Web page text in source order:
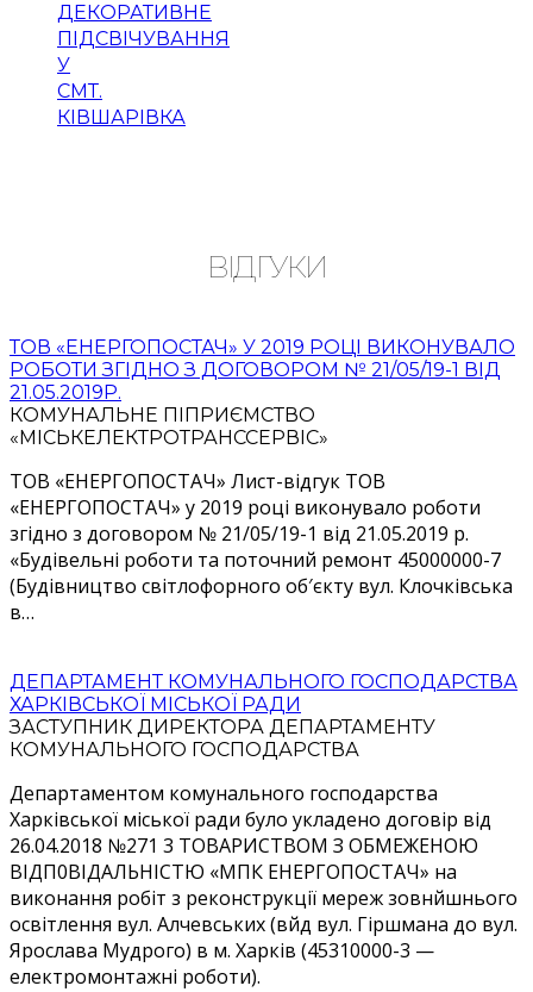
ДЕКОРАТИВНЕ
ПІДСВІЧУВАННЯ
У
СМТ.
КІВШАРІВКА
ВІДГУКИ
ТОВ «ЕНЕРГОПОСТАЧ» У 2019 РОЦІ ВИКОНУВАЛО
РОБОТИ ЗГІДНО З ДОГОВОРОМ № 21/05/19-1 ВІД
21.05.2019Р.
КОМУНАЛЬНЕ ПІПРИЄМСТВО
«МІСЬКЕЛЕКТРОТРАНССЕРВІС»
ТОВ «ЕНЕРГОПОСТАЧ» Лист-відгук ТОВ
«ЕНЕРГОПОСТАЧ» у 2019 році виконувало роботи
згідно з договором № 21/05/19-1 від 21.05.2019 р.
«Будівельні роботи та поточний ремонт 45000000-7
(Будівництво світлофорного об′єкту вул. Клочківська
в…
ДЕПАРТАМЕНТ КОМУНАЛЬНОГО ГОСПОДАРСТВА
ХАРКІВСЬКОЇ МІСЬКОЇ РАДИ
ЗАСТУПНИК ДИРЕКТОРА ДЕПАРТАМЕНТУ
КОМУНАЛЬНОГО ГОСПОДАРСТВА
Департаментом комунального господарства
Харківської міської ради було укладено договір від
26.04.2018 №271 3 ТОВАРИСТВОМ З ОБМЕЖЕНОЮ
ВІДП0ВІДАЛЬНІСТЮ «МПК ЕНЕРГОПОСТАЧ» на
виконання робіт з реконструкції мереж зовнйшнього
освітлення вул. Алчевських (вйд вул. Гіршмана до вул.
Ярослава Мудрого) в м. Харків (45310000-3 —
електромонтажні роботи).